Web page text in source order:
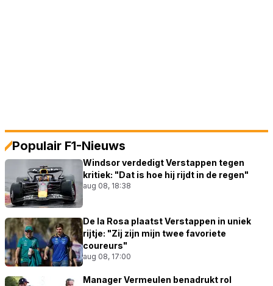
Populair F1-Nieuws
Windsor verdedigt Verstappen tegen
kritiek: "Dat is hoe hij rijdt in de regen"
aug 08, 18:38
De la Rosa plaatst Verstappen in uniek
rijtje: "Zij zijn mijn twee favoriete
coureurs"
aug 08, 17:00
Manager Vermeulen benadrukt rol